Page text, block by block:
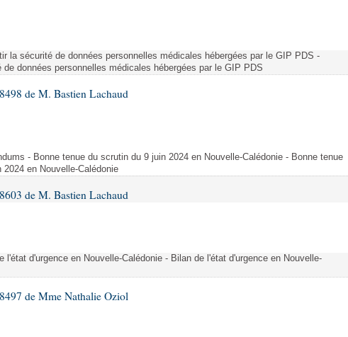
la sécurité de données personnelles médicales hébergées par le GIP PDS -
de données personnelles médicales hébergées par le GIP PDS
de M. Bastien Lachaud
- Bonne tenue du scrutin du 9 juin 2024 en Nouvelle-Calédonie - Bonne tenue
en Nouvelle-Calédonie
de M. Bastien Lachaud
l'état d'urgence en Nouvelle-Calédonie - Bilan de l'état d'urgence en Nouvelle-
de Mme Nathalie Oziol